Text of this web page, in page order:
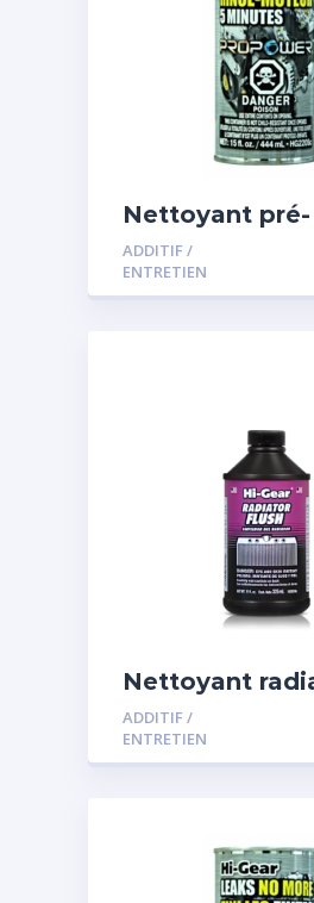
Nettoyant pré-
vidange
ADDITIF /
ENTRETIEN
Nettoyant
ADDITIF /
ENTRETIEN